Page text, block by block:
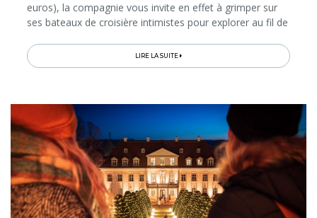
euros), la compagnie vous invite en effet à grimper sur
ses bateaux de croisière intimistes pour explorer au fil de
villes...
LIRE LA SUITE